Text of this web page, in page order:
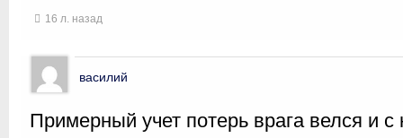
16 л. назад
василий
Примерный учет потерь врага велся и